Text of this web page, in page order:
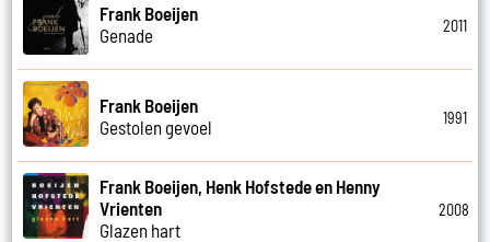
Frank Boeijen
Genade
2011
Frank Boeijen
Gestolen gevoel
1991
Frank Boeijen, Henk Hofstede en Henny
Vrienten
Glazen hart
2008